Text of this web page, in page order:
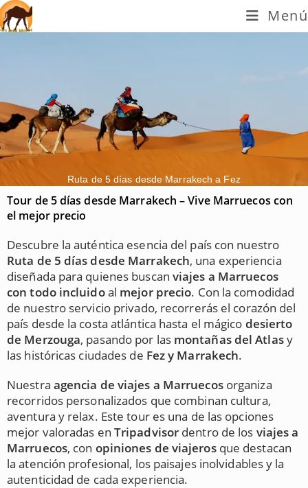
Menú
Ruta de 5 días desde Marrakech a Fez
Tour de 5 días desde Marrakech – Vive Marruecos con
el mejor precio
Descubre la auténtica esencia del país con nuestro
Ruta de 5 días desde Marrakech, una experiencia
diseñada para quienes buscan viajes a Marruecos
con todo incluidoal mejor precio. Con la comodidad
de nuestro servicio privado, recorrerás el corazón del
país desde la costa atlántica hasta el mágico desierto
de Merzouga, pasando por las montañas del Atlasy
las históricas ciudades de Fez y Marrakech.
Nuestra agencia de viajes a Marruecosorganiza
recorridos personalizados que combinan cultura,
aventura y relax. Este tour es una de las opciones
mejor valoradas en Tripadvisor dentro de los viajes a
Marruecos, con opiniones de viajerosque destacan
la atención profesional, los paisajes inolvidables y la
autenticidad de cada experiencia.